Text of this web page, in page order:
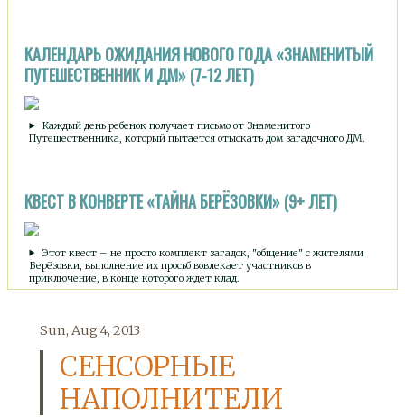
КАЛЕНДАРЬ ОЖИДАНИЯ НОВОГО ГОДА «ЗНАМЕНИТЫЙ
ПУТЕШЕСТВЕННИК И ДМ» (7-12 ЛЕТ)
Каждый день ребенок получает письмо от Знаменитого
Путешественника, который пытается отыскать дом загадочного ДМ.
КВЕСТ В КОНВЕРТЕ «ТАЙНА БЕРЁЗОВКИ» (9+ ЛЕТ)
Этот квест – не просто комплект загадок, "общение" с жителями
Берёзовки, выполнение их просьб вовлекает участников в
приключение, в конце которого ждет клад.
Sun, Aug 4, 2013
СЕНСОРНЫЕ
НАПОЛНИТЕЛИ